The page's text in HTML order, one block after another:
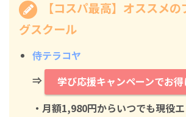
【コスパ最高】オススメ
グスクール
侍テラコヤ
⇒
学び応援キャンペーンでお
・月額1,980円からいつでも現役